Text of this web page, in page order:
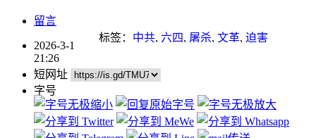
留言
标签： 中共, 六四, 屠杀, 文革, 迫害
2026-3-1
21:26
短网址
字号